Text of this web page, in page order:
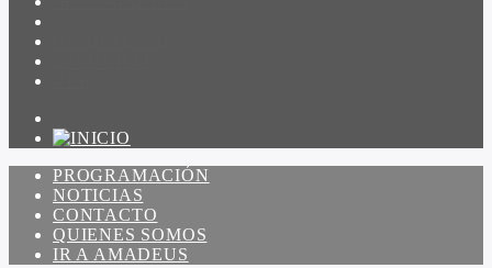
PROGRAMACIÓN
NOTICIAS
CONTACTO
QUIENES SOMOS
IR A AMADEUS